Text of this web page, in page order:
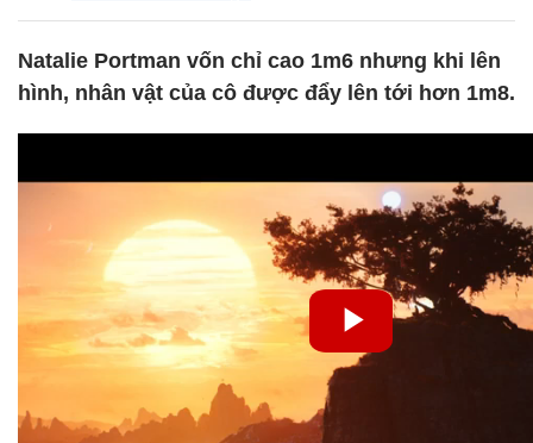
Natalie Portman vốn chỉ cao 1m6 nhưng khi lên
hình, nhân vật của cô được đẩy lên tới hơn 1m8.